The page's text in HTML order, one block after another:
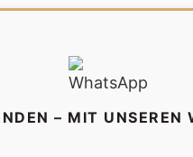
– MIT UNSEREN